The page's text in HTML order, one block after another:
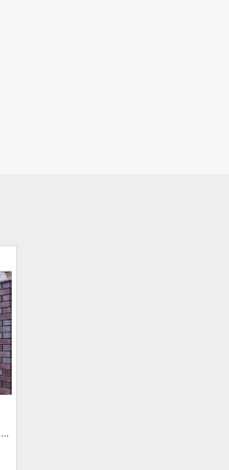
Бежевый штакетник на столбах из кирпича